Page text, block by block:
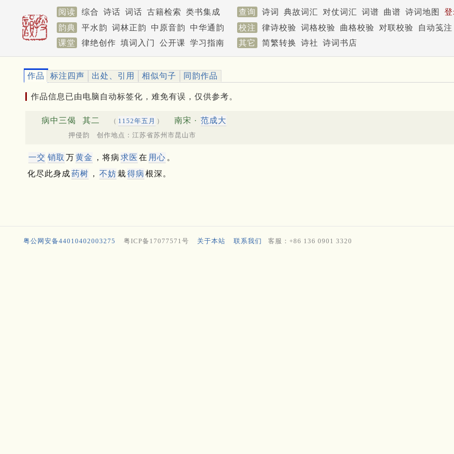
阅读 综合 诗话 词话 古籍检索 类书集成 查询 诗词 典故词汇 对仗词汇 词谱 曲谱 诗词地图
韵典
平水韵 词林正韵 中原音韵 中华通韵 校注 律诗校验 词格校验 曲格校验 对联校验
自动笺注
课堂
律绝创作 填词入门 公开课 学习指南 其它 简繁转换 诗社 诗词书店
作品 标注四声 出处、引用 相似句子 同韵作品
作品信息已由电脑自动标签化，难免有误，仅供参考。
病中三偈 其二 （ 1152年五月 ） 南宋 · 范成大
押侵韵 创作地点：江苏省苏州市昆山市
一交 销取 万黄金 ，将病 求医 在 用心 。
化尽此身成药树 ， 不妨栽得病 根深。
粤公网安备44010402003275 粤ICP备17077571号 关于本站 联系我们 客服：+86 136 0901 3320